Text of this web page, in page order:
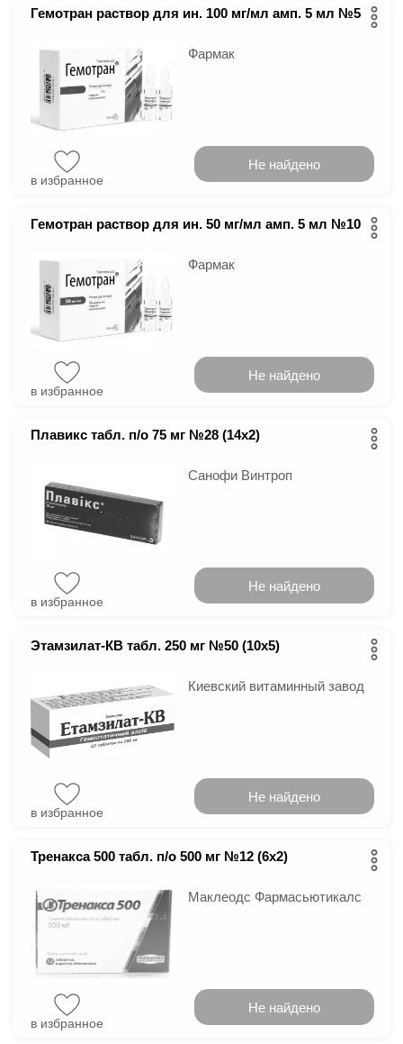
Гемотран раствор для ин. 100 мг/мл амп. 5 мл №5
Фармак
в избранное
Не найдено
Гемотран раствор для ин. 50 мг/мл амп. 5 мл №10
Фармак
в избранное
Не найдено
Плавикс табл. п/о 75 мг №28 (14х2)
Санофи Винтроп
в избранное
Не найдено
Этамзилат-КВ табл. 250 мг №50 (10х5)
Киевский витаминный завод
в избранное
Не найдено
Тренакса 500 табл. п/о 500 мг №12 (6х2)
Маклеодс Фармасьютикалс
в избранное
Не найдено